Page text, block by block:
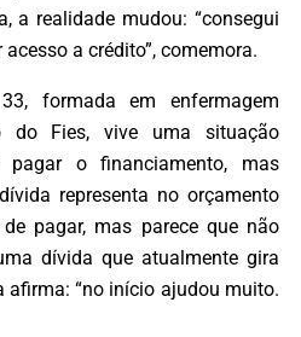
a realidade mudou: “consegui
a crédito”, comemora.
formada em enfermagem
do Fies, vive uma situação
pagar o financiamento, mas
representa no orçamento
pagar, mas parece que não
dívida que atualmente gira
afirma: “no início ajudou muito.